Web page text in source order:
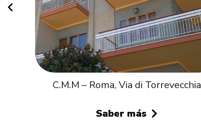
C.M.M – Roma, Via di Torrevecchia
Saber más